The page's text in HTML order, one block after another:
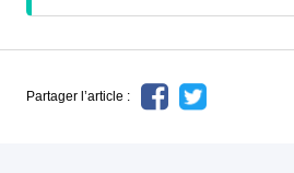
Partager l’article :